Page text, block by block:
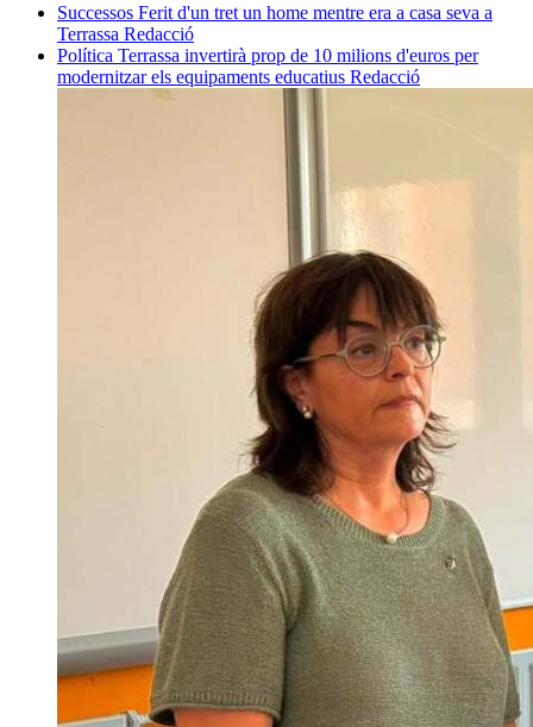
Successos Ferit d'un tret un home mentre era a casa seva a
Terrassa Redacció
Política Terrassa invertirà prop de 10 milions d'euros per
modernitzar els equipaments educatius Redacció